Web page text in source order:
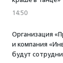
14:50
Организация
и компания
будут